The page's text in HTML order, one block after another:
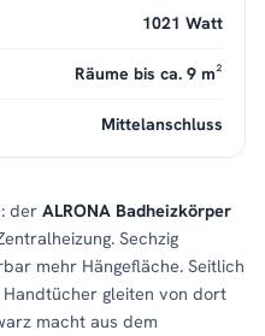
der ALRONA Badheizkörper
Sechzig
mehr Hängefläche. Seitlich
gleiten von dort
macht aus dem
1021 Watt
Räume bis ca. 9 m²
Mittelanschluss